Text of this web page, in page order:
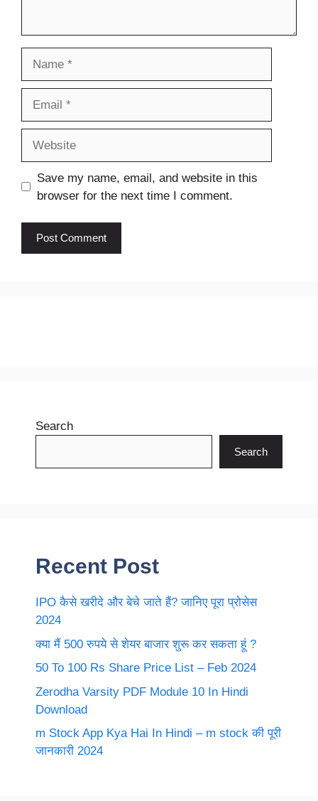
Save my name, email, and website in this
browser for the next time I comment.
Search
Search
Recent Post
IPO कैसे खरीदे और बेचे जाते हैं? जानिए पूरा प्रोसेस
2024
क्या मैं 500 रुपये से शेयर बाजार शुरू कर सकता हूं ?
50 To 100 Rs Share Price List – Feb 2024
Zerodha Varsity PDF Module 10 In Hindi
Download
m Stock App Kya Hai In Hindi – m stock की पूरी
जानकारी 2024